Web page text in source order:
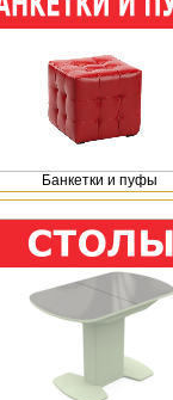
Банкетки и пуфы